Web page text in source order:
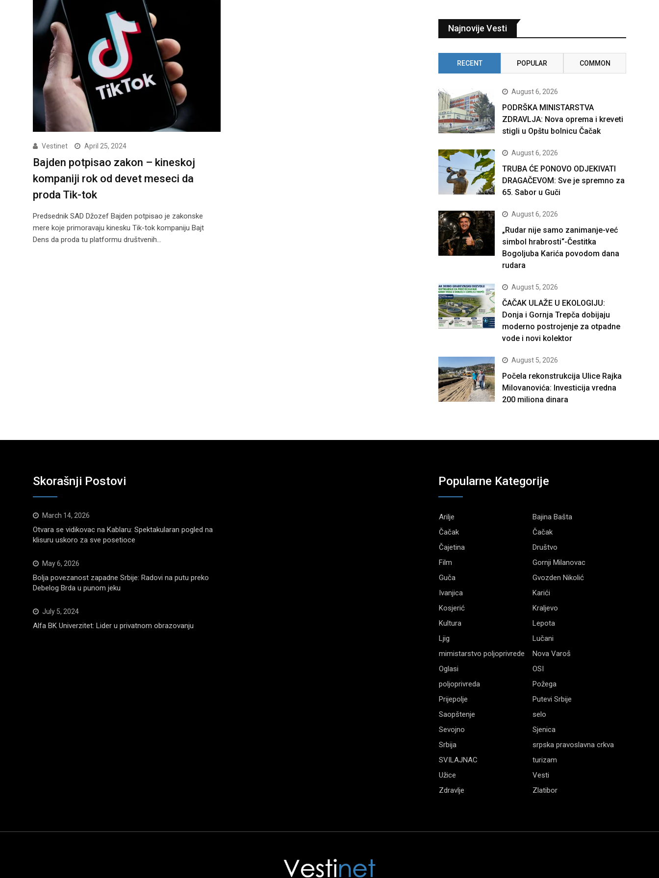
Vestinet April 25, 2024
Bajden potpisao zakon – kineskoj
kompaniji rok od devet meseci da
proda Tik-tok
Predsednik SAD Džozef Bajden potpisao je zakonske
mere koje primoravaju kinesku Tik-tok kompaniju Bajt
Dens da proda tu platformu društvenih…
Najnovije Vesti
RECENT POPULAR COMMON
August 6, 2026
PODRŠKA MINISTARSTVA
ZDRAVLJA: Nova oprema i kreveti
stigli u Opštu bolnicu Čačak
August 6, 2026
TRUBA ĆE PONOVO ODJEKIVATI
DRAGAČEVOM: Sve je spremno za
65. Sabor u Guči
August 6, 2026
„Rudar nije samo zanimanje-već
simbol hrabrosti“-Čestitka
Bogoljuba Karića povodom dana
rudara
August 5, 2026
ČAČAK ULAŽE U EKOLOGIJU:
Donja i Gornja Trepča dobijaju
moderno postrojenje za otpadne
vode i novi kolektor
August 5, 2026
Počela rekonstrukcija Ulice Rajka
Milovanovića: Investicija vredna
200 miliona dinara
Skorašnji Postovi
March 14, 2026
Otvara se vidikovac na Kablaru: Spektakularan pogled na
klisuru uskoro za sve posetioce
May 6, 2026
Bolja povezanost zapadne Srbije: Radovi na putu preko
Debelog Brda u punom jeku
July 5, 2024
Alfa BK Univerzitet: Lider u privatnom obrazovanju
Popularne Kategorije
Arilje
Bajina Bašta
Čačak
Čačak
Čajetina
Društvo
Film
Gornji Milanovac
Guča
Gvozden Nikolić
Ivanjica
Karići
Kosjerić
Kraljevo
Kultura
Lepota
Ljig
Lučani
mimistarstvo poljoprivrede
Nova Varoš
Oglasi
OSI
poljoprivreda
Požega
Prijepolje
Putevi Srbije
Saopštenje
selo
Sevojno
Sjenica
Srbija
srpska pravoslavna crkva
SVILAJNAC
turizam
Užice
Vesti
Zdravlje
Zlatibor